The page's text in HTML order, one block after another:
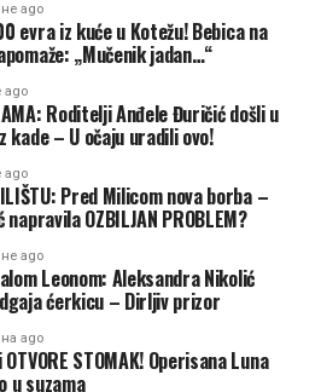
ago
evra iz kuće u Kotežu! Bebica na
„Mučenik jadan…“
ago
Roditelji Anđele Đuričić došli u
kade – U očaju uradili ovo!
ago
Pred Milicom nova borba –
OZBILJAN PROBLEM?
ago
Leonom: Aleksandra Nikolić
ćerkicu – Dirljiv prizor
ago
STOMAK! Operisana Luna
u suzama